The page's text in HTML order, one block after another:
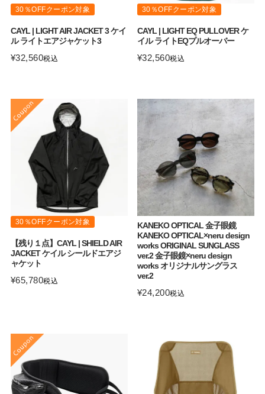
30％OFFクーポン対象
CAYL | LIGHT AIR JACKET 3 ケイ
ル ライトエアジャケット3
¥32,560税込
30％OFFクーポン対象
CAYL | LIGHT EQ PULLOVER ケ
イル ライトEQプルオーバー
¥32,560税込
30％OFFクーポン対象
【残り１点】CAYL | SHIELD AIR
JACKET ケイル シールドエアジ
ャケット
¥65,780税込
KANEKO OPTICAL 金子眼鏡
KANEKO OPTICAL×neru design
works ORIGINAL SUNGLASS
ver.2 金子眼鏡×neru design
works オリジナルサングラス
ver.2
¥24,200税込